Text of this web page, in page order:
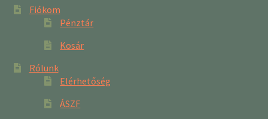
Fiókom
Pénztár
Kosár
Rólunk
Elérhetőség
ÁSZF